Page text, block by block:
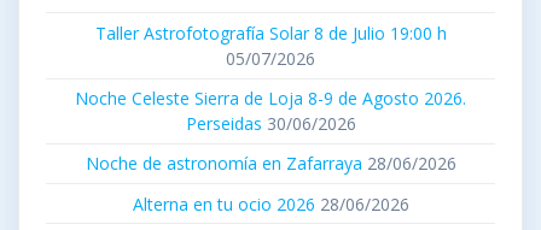
Taller Astrofotografía Solar 8 de Julio 19:00 h
05/07/2026
Noche Celeste Sierra de Loja 8-9 de Agosto 2026.
Perseidas 30/06/2026
Noche de astronomía en Zafarraya 28/06/2026
Alterna en tu ocio 2026 28/06/2026